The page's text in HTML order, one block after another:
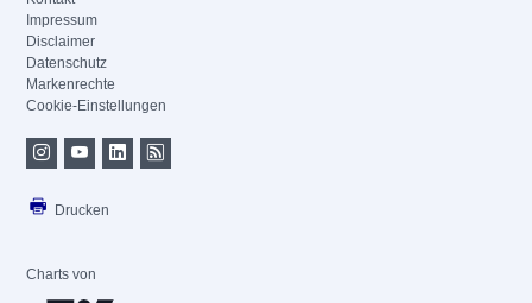
Impressum
Disclaimer
Datenschutz
Markenrechte
Cookie-Einstellungen
Drucken
Charts von